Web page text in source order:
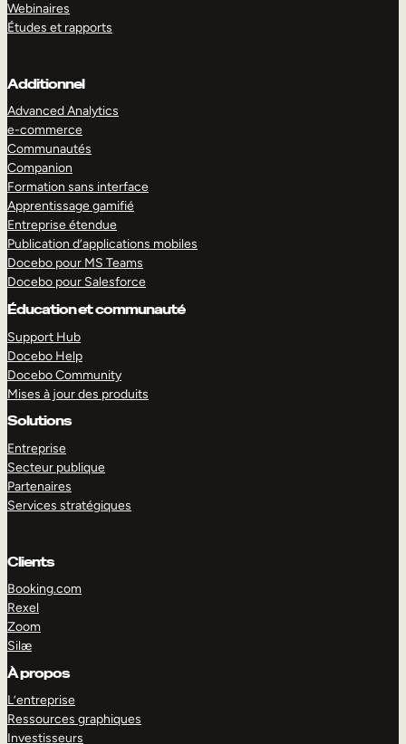
Webinaires
Études et rapports
Additionnel
Advanced Analytics
e-commerce
Communautés
Companion
Formation sans interface
Apprentissage gamifié
Entreprise étendue
Publication d’applications mobiles
Docebo pour MS Teams
Docebo pour Salesforce
Éducation et communauté
Support Hub
Docebo Help
Docebo Community
Mises à jour des produits
Solutions
Entreprise
Secteur publique
Partenaires
Services stratégiques
Clients
Booking.com
Rexel
Zoom
Silæ
À propos
L’entreprise
Ressources graphiques
Investisseurs